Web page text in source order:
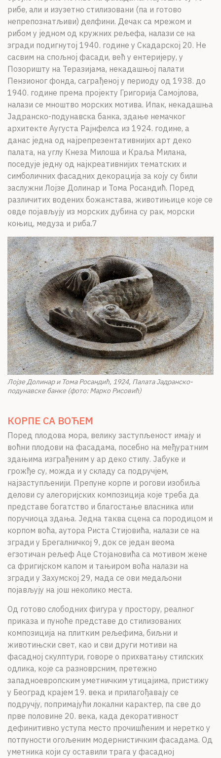
рибе, али и изузетно стилизовани (па и готово
непрепознатљиви) делфини. Дечак са мрежом и
рибом у једном од кружних рељефа, налази се на
згради подигнутој 1940. године у Скадарској 20. Не
сасвим на спољној фасади, већ у ентеријеру, у
Позоришту на Теразијама, некадашњој палати
Пензионог фонда, саграђеној у периоду од 1938. до
1940. године према пројекту Григорија Самојлова,
налази се мноштво морских мотива. Ипак, некадашња
Јадранско-подунавска банка, здање немачког
архитекте Аугуста Рајнфелса из 1924. године, а
данас једна од најрепрезентативнијих арт деко
палата, на углу Кнеза Милоша и Краља Милана,
поседује једну од најкреативнијих тематских и
симболичних фасадних декорација за коју су били
заслужни Лојзе Долинар и Тома Росандић. Поред
различитих водених божанстава, животињице које се
овде појављују из морских дубина су рак, морски
коњиц, медуза и риба.7
Лојзе Долинар и Тома Росандић, 1924, Палата Јадранско-
подунавске банке (фото: Марко Рисовић)
КОРПЕ СА ВОЋЕМ
Поред плодова мора, велику заступљеност имају и
воћни плодови на фасадама, посебно на међуратним
здањима изграђеним у ар деко стилу. Јабуке и
грожђе су, можда и у складу са подручјем,
најзаступљенији. Препуне корпе и рогови изобиља
делови су алегоријских композиција које треба да
представе богатство и благостање власника или
поручиоца здања. Једна таква сцена са породицом и
корпом воћа, аутора Риста Стијовића, налази се на
згради у Брегалничкој 9, док се један веома
егзотичан рељеф Аце Стојановића са мотивом жене
са фригијском капом и тањиром воћа налази на
згради у Захумској 29, мада се ови медаљони
појављују на још неколико места.
Од готово слободних фигура у простору, реалног
приказа и пуноће представе до стилизованих
композиција на плитким рељефима, биљни и
животињски свет, као и сви други мотиви на
фасадној скулптури, говоре о прихватању стилских
одлика, које са разноврсним, претежно
западноевропским уметничким утицајима, пристижу
у Београд крајем 19. века и прилагођавају се
подручју, попримајући локални карактер, па све до
прве половине 20. века, када декоративност
дефинитивно уступа место прочишћеним и неретко у
потпуности огољеним модернистичким фасадама. Од
уметника који су оставили трага у фасадној